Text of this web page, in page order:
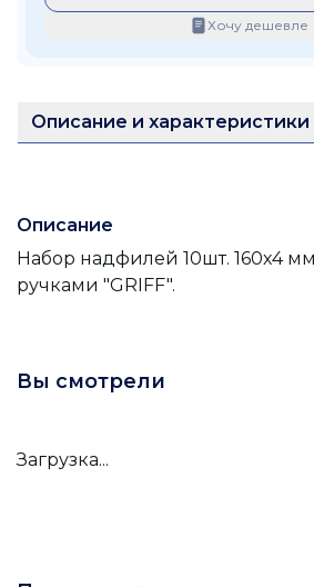
Хочу дешевле
Описание и характеристики
Описание
Набор надфилей 10шт. 160х4
ручками "GRIFF".
Вы смотрели
Загрузка...